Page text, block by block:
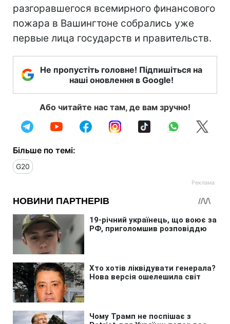
разгоравшегося всемирного финансового
пожара в Вашингтоне собрались уже
первые лица государств и правительств.
Не пропустіть головне! Підпишіться на
наші оновлення в Google!
Або читайте нас там, де вам зручно!
Більше по темі:
G20